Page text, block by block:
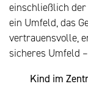
einschließlich
ein Umfeld, das
vertrauensvolle,
sicheres Umfeld
Kind im